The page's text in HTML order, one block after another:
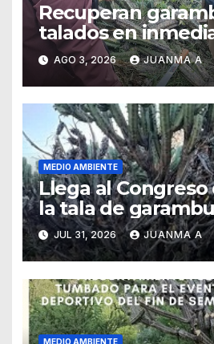
Recuperan
talados en
la Garrapata
AGO 3, 2026 JUANMA A
MEDIO AMBIENTE
Llega al Congreso
la tala de
Guanajuato
JUL 31, 2026 JUANMA A
MEDIO AMBIENTE